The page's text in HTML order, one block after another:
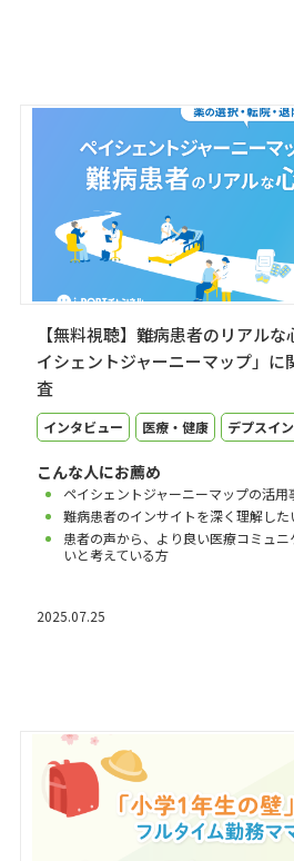
【無料視聴】難病患者のリアル
イシェントジャーニーマップ」に
査
インタビュー 医療・健康 デプスイ
こんな人にお薦め
ペイシェントジャーニーマップの活
難病患者のインサイトを深く理解した
患者の声から、より良い医療コミュ
いと考えている方
2025.07.25